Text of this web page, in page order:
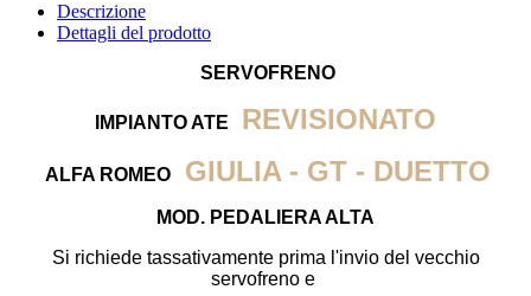
Descrizione
Dettagli del prodotto
SERVOFRENO
IMPIANTO ATE REVISIONATO
ALFA ROMEO GIULIA - GT - DUETTO
MOD. PEDALIERA ALTA
Si richiede tassativamente prima l'invio del vecchio
servofreno e